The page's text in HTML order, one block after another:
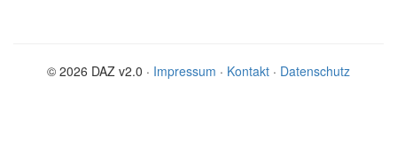
© 2026 DAZ v2.0 · Impressum · Kontakt · Datenschutz